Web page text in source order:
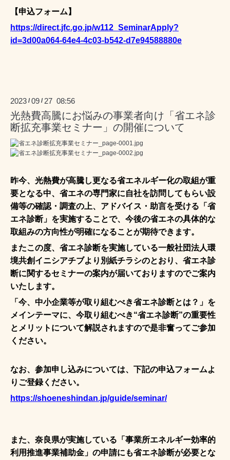
【申込フォーム】
https://direct.jfc.go.jp/w112_SeminarApply?
id=3d00a064-64e4-4c03-b542-d7e94588880e
2023 /09 / 27 08:56
光熱費高騰にお悩みの事業者向け「省エネ診
断拡充事業セミナー」の開催について
昨今、光熱費が高騰し更なる省エネルギー化の取組が重
要となる中、省エネの専門家に自社を訪問してもらい設
備等の確認・調査の上、アドバイス・助言を受ける「省
エネ診断」を実施することで、今後の省エネの具体的な
取組みの方向性が明確になることが期待できます。
またこの度、省エネ診断を実施している一般社団法人環
境共創イニシアチブより別紙チラシのとおり、省エネ診
断に関するセミナーの案内が届いておりますのでご案内
いたします。
「今、中小企業等が取り組むべき省エネ診断とは？」を
メインテーマに、今取り組むべき“省エネ診断”の重要性
とメリットについて解説されますので是非奮ってご参加
ください。
なお、参加申し込みについては、下記の申込フォームよ
りご登録ください。
https://shoeneshindan.jp/guide/seminar/
また、奈良県が実施している「事業所エネルギー効率的
利用推進事業補助金」の申請にも省エネ診断が必要とな